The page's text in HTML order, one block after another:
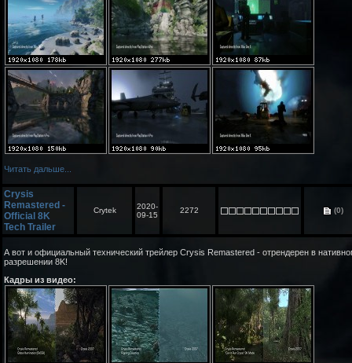
Читать дальше...
Crysis
Remastered -
Official 8K
Tech Trailer
Crytek
2020-
09-15
2272 (0)
А вот и официальный технический трейлер Crysis Remastered - отрендерен в
разрешении 8K!
Кадры из видео: